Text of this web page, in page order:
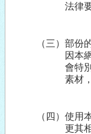
法律
（三）部份
因本
會特
素材
（四）使用
更其